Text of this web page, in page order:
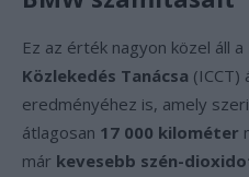
Ez az érték nagyon közel áll a
Közlekedés Tanácsa (ICCT)
eredményéhez is, amely
átlagosan 17 000 kilométer
már kevesebb szén-